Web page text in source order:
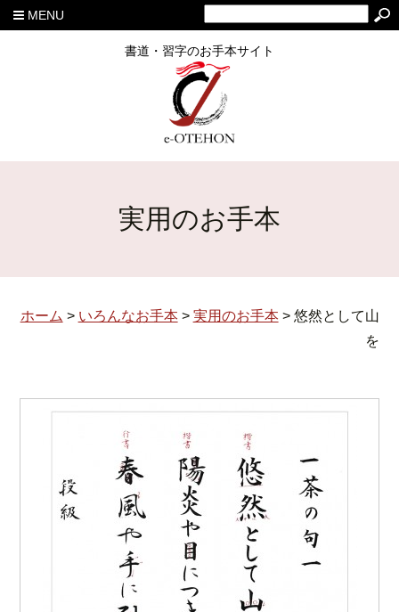
MENU
書道・習字のお手本サイト
実用のお手本
ホーム > いろんなお手本> 実用のお手本> 悠然として山
を